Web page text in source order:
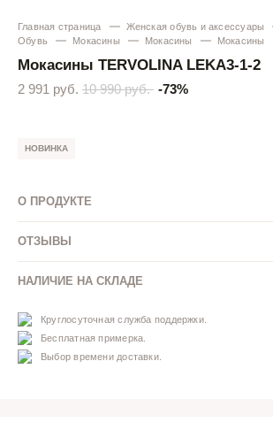
Главная страница
Женская обувь и аксессуары
Обувь
Мокасины Мокасины Мокасины
Мокасины TERVOLINA LEKA3-1-2
2 991 руб. 10 990 руб. -73%
НОВИНКА
О ПРОДУКТЕ
ОТЗЫВЫ
НАЛИЧИЕ НА СКЛАДЕ
Круглосуточная служба поддержки.
Бесплатная примерка.
Выбор времени доставки.